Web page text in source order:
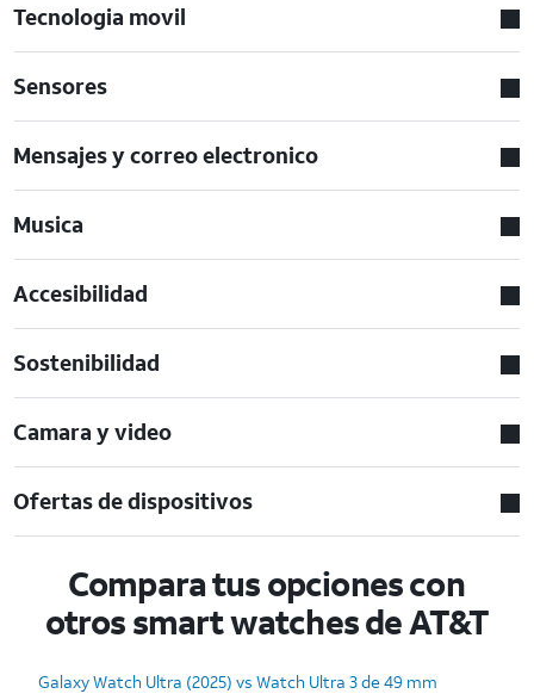
Tecnologia movil
Sensores
Mensajes y correo electronico
Musica
Accesibilidad
Sostenibilidad
Camara y video
Ofertas de dispositivos
Compara tus opciones con
otros smart watches de AT&T
Galaxy Watch Ultra (2025) vs Watch Ultra 3 de 49 mm